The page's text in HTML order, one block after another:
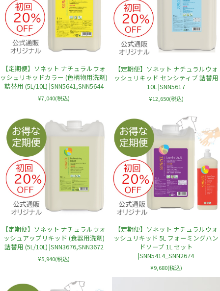
【定期便】ソネット ナチュラルウォ
ッシュリキッドカラー (色柄物用洗剤)
詰替用 (5L/10L) |SNN5641,SNN5644
¥7,040(税込)
【定期便】ソネット ナチュラルウォ
ッシュリキッド センシティブ 詰替用
10L |SNN5617
¥12,650(税込)
【定期便】ソネット ナチュラルウォ
ッシュアップリキッド (食器用洗剤)
詰替用 (5L/10L) |SNN3676,SNN3672
¥5,940(税込)
【定期便】ソネット ナチュラルウォ
ッシュリキッド 5L フォーミングハン
ドソープ 1L セット
|SNN5414_SNN2674
¥9,680(税込)